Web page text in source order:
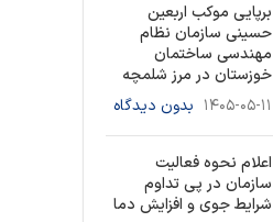
برپایی موکب اربعین
حسینی سازمان نظام
مهندسی ساختمان
خوزستان در مرز شلمچه
۱۴۰۵-۰۵-۱۱ بدون دیدگاه
اعلام نحوه فعالیت
سازمان در پی تداوم
شرایط جوی و افزایش دما